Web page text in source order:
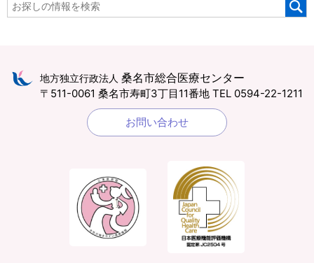
地方独立行政法人 桑名市総合医療センター
〒511-0061 桑名市寿町3丁目11番地 TEL 0594-22-1211
お問い合わせ